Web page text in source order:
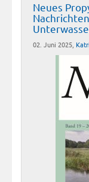
Neues
02. Juni 2025,